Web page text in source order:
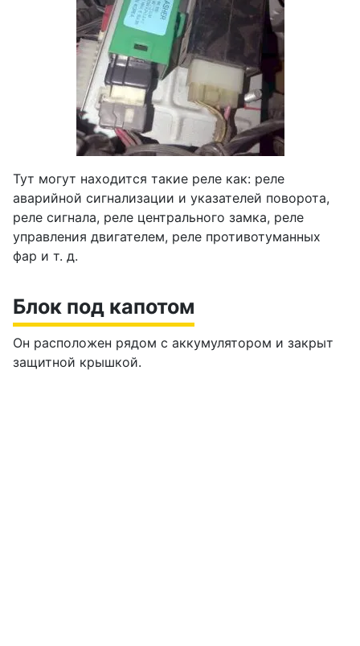
Тут могут находится такие реле как: реле
аварийной сигнализации и указателей поворота,
реле сигнала, реле центрального замка, реле
управления двигателем, реле противотуманных
фар и т. д.
Блок под капотом
Он расположен рядом с аккумулятором и закрыт
защитной крышкой.